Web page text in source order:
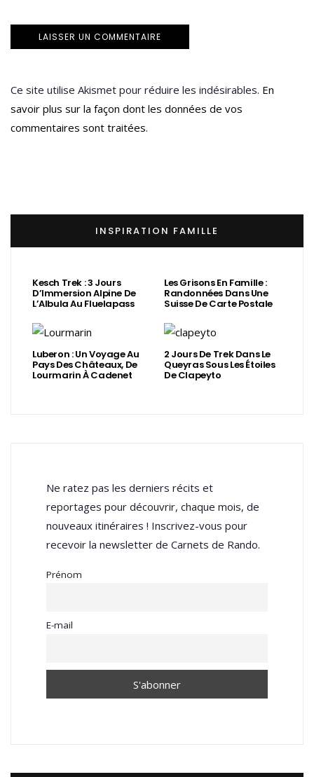
Ce site utilise Akismet pour réduire les indésirables. En
savoir plus sur la façon dont les données de vos
commentaires sont traitées.
INSPIRATION FAMILLE
Kesch Trek : 3 Jours
D’Immersion Alpine De
L’Albula Au Fluelapass
Les Grisons En Famille :
Randonnées Dans Une
Suisse De Carte Postale
Luberon : Un Voyage Au
Pays Des Châteaux, De
Lourmarin À Cadenet
2 Jours De Trek Dans Le
Queyras Sous Les Étoiles
De Clapeyto
Ne ratez pas les derniers récits et
reportages pour découvrir, chaque mois, de
nouveaux itinéraires ! Inscrivez-vous pour
recevoir la newsletter de Carnets de Rando.
Prénom
E-mail